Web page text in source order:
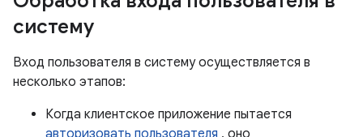
систему
Вход пользователя в систему осуществляется в
несколько этапов:
Когда клиентское приложение пытается
авторизовать пользователя , оно